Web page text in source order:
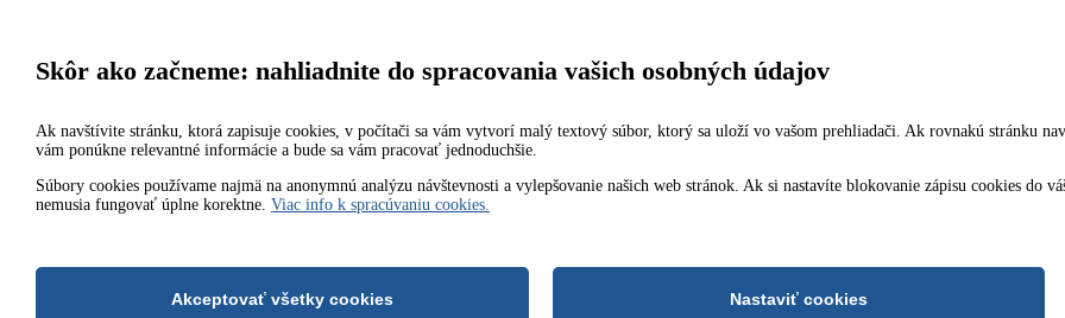
Skôr ako začneme: nahliadnite do spracovania vašich osobných údajov
Ak navštívite stránku, ktorá zapisuje cookies, v počítači sa vám vytvorí malý textový súbor, ktorý sa uloží vo vašom prehliadači. Ak rovnakú stránku
vám ponúkne relevantné informácie a bude sa vám pracovať jednoduchšie.
Súbory cookies používame najmä na anonymnú analýzu návštevnosti a vylepšovanie našich web stránok. Ak si nastavíte blokovanie zápisu cookies do
nemusia fungovať úplne korektne. Viac info k spracúvaniu cookies.
Žatevná 2, 844 02 Bratislava
IČO: 00603406
DIČ: 2020919120
IČ DPH: Nie sme platca DPH
Číslo účtu v tvare IBAN: SK31 0200 0000 0000 1012 8032, BIC kód: SUBASKBX
2014-2026 © MÚ Bratislava-Dúbravka